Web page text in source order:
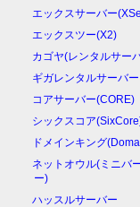
エックスサーバー
エックスツー(X2)
カゴヤ(レンタルサー
ギガレンタルサーバー
コアサーバー(CORE)
シックスコア
ドメインキング
ネットオウル(ミニバ
ー)
ハッスルサーバー